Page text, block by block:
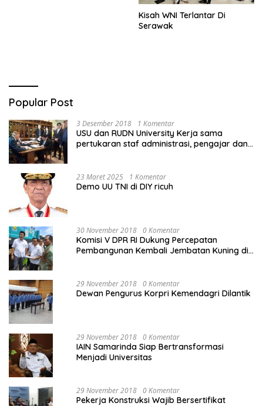
Kisah WNI Terlantar Di
Serawak
Popular Post
3 Desember 2018 1 Komentar
USU dan RUDN University Kerja sama
pertukaran staf administrasi, pengajar dan
23 Maret 2025 1 Komentar
Demo UU TNI di DIY ricuh
30 November 2018 0 Komentar
Komisi V DPR RI Dukung Percepatan
Pembangunan Kembali Jembatan Kuning di
29 November 2018 0 Komentar
Dewan Pengurus Korpri Kemendagri Dilantik
29 November 2018 0 Komentar
IAIN Samarinda Siap Bertransformasi
Menjadi Universitas
29 November 2018 0 Komentar
Pekerja Konstruksi Wajib Bersertifikat